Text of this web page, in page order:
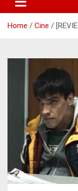
Home Cine